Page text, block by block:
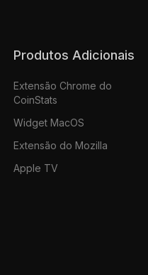
Produtos Adicionais
Extensão Chrome do
CoinStats
Widget MacOS
Extensão do Mozilla
Apple TV